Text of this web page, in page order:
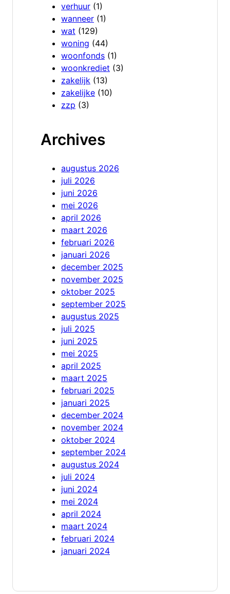
verhuur (1)
wanneer (1)
wat (129)
woning (44)
woonfonds (1)
woonkrediet (3)
zakelijk (13)
zakelijke (10)
zzp (3)
Archives
augustus 2026
juli 2026
juni 2026
mei 2026
april 2026
maart 2026
februari 2026
januari 2026
december 2025
november 2025
oktober 2025
september 2025
augustus 2025
juli 2025
juni 2025
mei 2025
april 2025
maart 2025
februari 2025
januari 2025
december 2024
november 2024
oktober 2024
september 2024
augustus 2024
juli 2024
juni 2024
mei 2024
april 2024
maart 2024
februari 2024
januari 2024